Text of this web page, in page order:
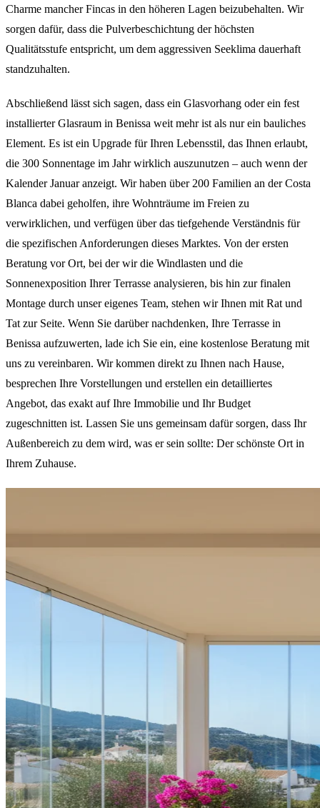
Charme mancher Fincas in den höheren Lagen beizubehalten. Wir
sorgen dafür, dass die Pulverbeschichtung der höchsten
Qualitätsstufe entspricht, um dem aggressiven Seeklima dauerhaft
standzuhalten.
Abschließend lässt sich sagen, dass ein Glasvorhang oder ein fest
installierter Glasraum in Benissa weit mehr ist als nur ein bauliches
Element. Es ist ein Upgrade für Ihren Lebensstil, das Ihnen erlaubt,
die 300 Sonnentage im Jahr wirklich auszunutzen – auch wenn der
Kalender Januar anzeigt. Wir haben über 200 Familien an der Costa
Blanca dabei geholfen, ihre Wohnträume im Freien zu
verwirklichen, und verfügen über das tiefgehende Verständnis für
die spezifischen Anforderungen dieses Marktes. Von der ersten
Beratung vor Ort, bei der wir die Windlasten und die
Sonnenexposition Ihrer Terrasse analysieren, bis hin zur finalen
Montage durch unser eigenes Team, stehen wir Ihnen mit Rat und
Tat zur Seite. Wenn Sie darüber nachdenken, Ihre Terrasse in
Benissa aufzuwerten, lade ich Sie ein, eine kostenlose Beratung mit
uns zu vereinbaren. Wir kommen direkt zu Ihnen nach Hause,
besprechen Ihre Vorstellungen und erstellen ein detailliertes
Angebot, das exakt auf Ihre Immobilie und Ihr Budget
zugeschnitten ist. Lassen Sie uns gemeinsam dafür sorgen, dass Ihr
Außenbereich zu dem wird, was er sein sollte: Der schönste Ort in
Ihrem Zuhause.